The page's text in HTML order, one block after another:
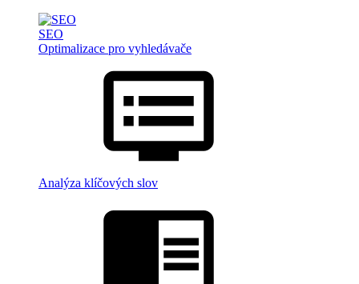
SEO
Optimalizace pro vyhledávače
Analýza klíčových slov